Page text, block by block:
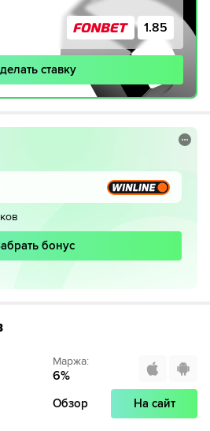
1.85
ставку
бонус
Маржа:
6%
Обзор На сайт